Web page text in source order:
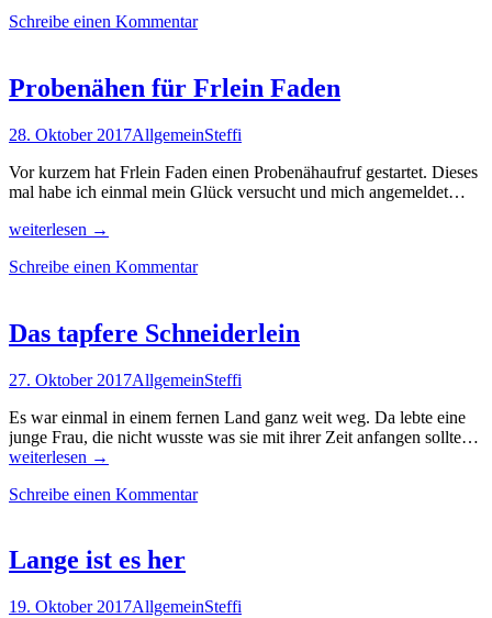
Schreibe einen Kommentar
Probenähen für Frlein Faden
28. Oktober 2017AllgemeinSteffi
Vor kurzem hat Frlein Faden einen Probenähaufruf gestartet. Dieses
mal habe ich einmal mein Glück versucht und mich angemeldet…
Probenähen
Frlein
weiterlesen →
Schreibe einen Kommentar
Das tapfere Schneiderlein
27. Oktober 2017AllgemeinSteffi
Es war einmal in einem fernen Land ganz weit weg. Da lebte eine
junge Frau, die nicht wusste was sie mit ihrer Zeit anfangen sollte…
Das
Schneiderlein
weiterlesen →
Schreibe einen Kommentar
Lange ist es her
19. Oktober 2017AllgemeinSteffi